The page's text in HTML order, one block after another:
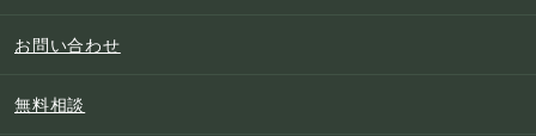
お問い合わせ
無料相談